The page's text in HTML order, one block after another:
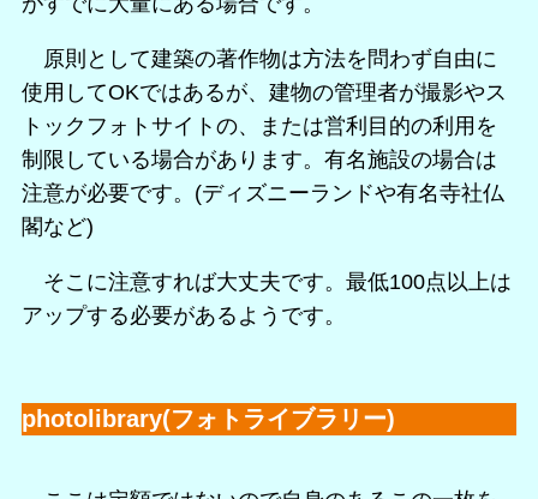
原則として建築の著作物は方法を問わず自由に
使用してOKではあるが、建物の管理者が撮影やス
トックフォトサイトの、または営利目的の利用を
制限している場合があります。有名施設の場合は
注意が必要です。(ディズニーランドや有名寺社仏
閣など)
そこに注意すれば大丈夫です。最低100点以上は
アップする必要があるようです。
photolibrary(フォトライブラリー)